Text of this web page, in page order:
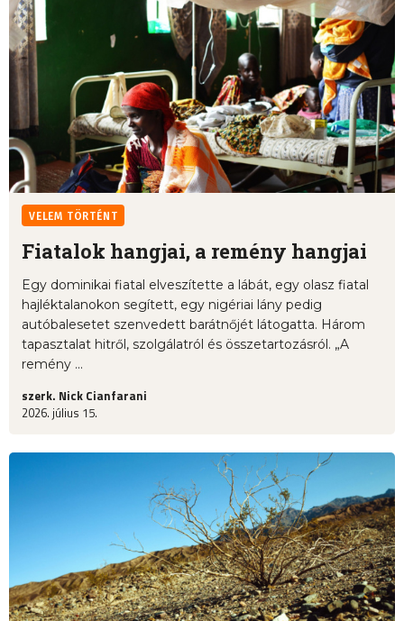
VELEM TÖRTÉNT
Fiatalok hangjai, a remény hangjai
Egy dominikai fiatal elveszítette a lábát, egy olasz fiatal
hajléktalanokon segített, egy nigériai lány pedig
autóbalesetet szenvedett barátnőjét látogatta. Három
tapasztalat hitről, szolgálatról és összetartozásról. „A
remény ...
szerk. Nick Cianfarani
2026. július 15.